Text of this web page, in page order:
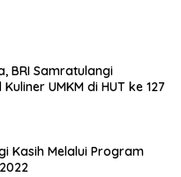
BRI Samratulangi
UMKM di HUT ke 127
Kasih Melalui Program